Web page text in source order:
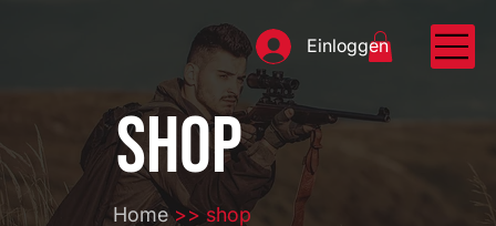
Einloggen
SHOP
Home>> shop